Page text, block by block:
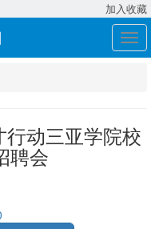
加入收藏
展
开
行动三亚学院校
聘会